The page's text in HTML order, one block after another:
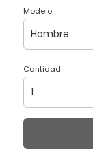
Modelo
Cantidad